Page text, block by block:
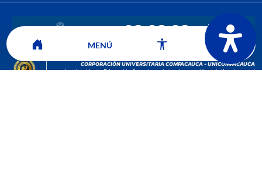
CORPORACIÓN UNIVERSITARIA COMFACAUCA - UNICOMFACAUCA
Institución de Educación Superior sujeta a inspección y vigilancia por el
MENÚ